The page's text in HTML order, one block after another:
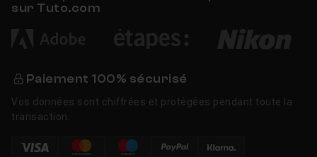
sur Tuto.com
Paiement 100% sécurisé
Vos données sont chiffrées et protégées pendant toute la
transaction.